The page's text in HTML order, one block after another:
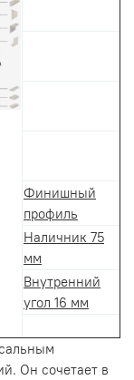
Финишный
профиль
Наличник 75
мм
Внутренний
угол 16 мм
Он сочетает в